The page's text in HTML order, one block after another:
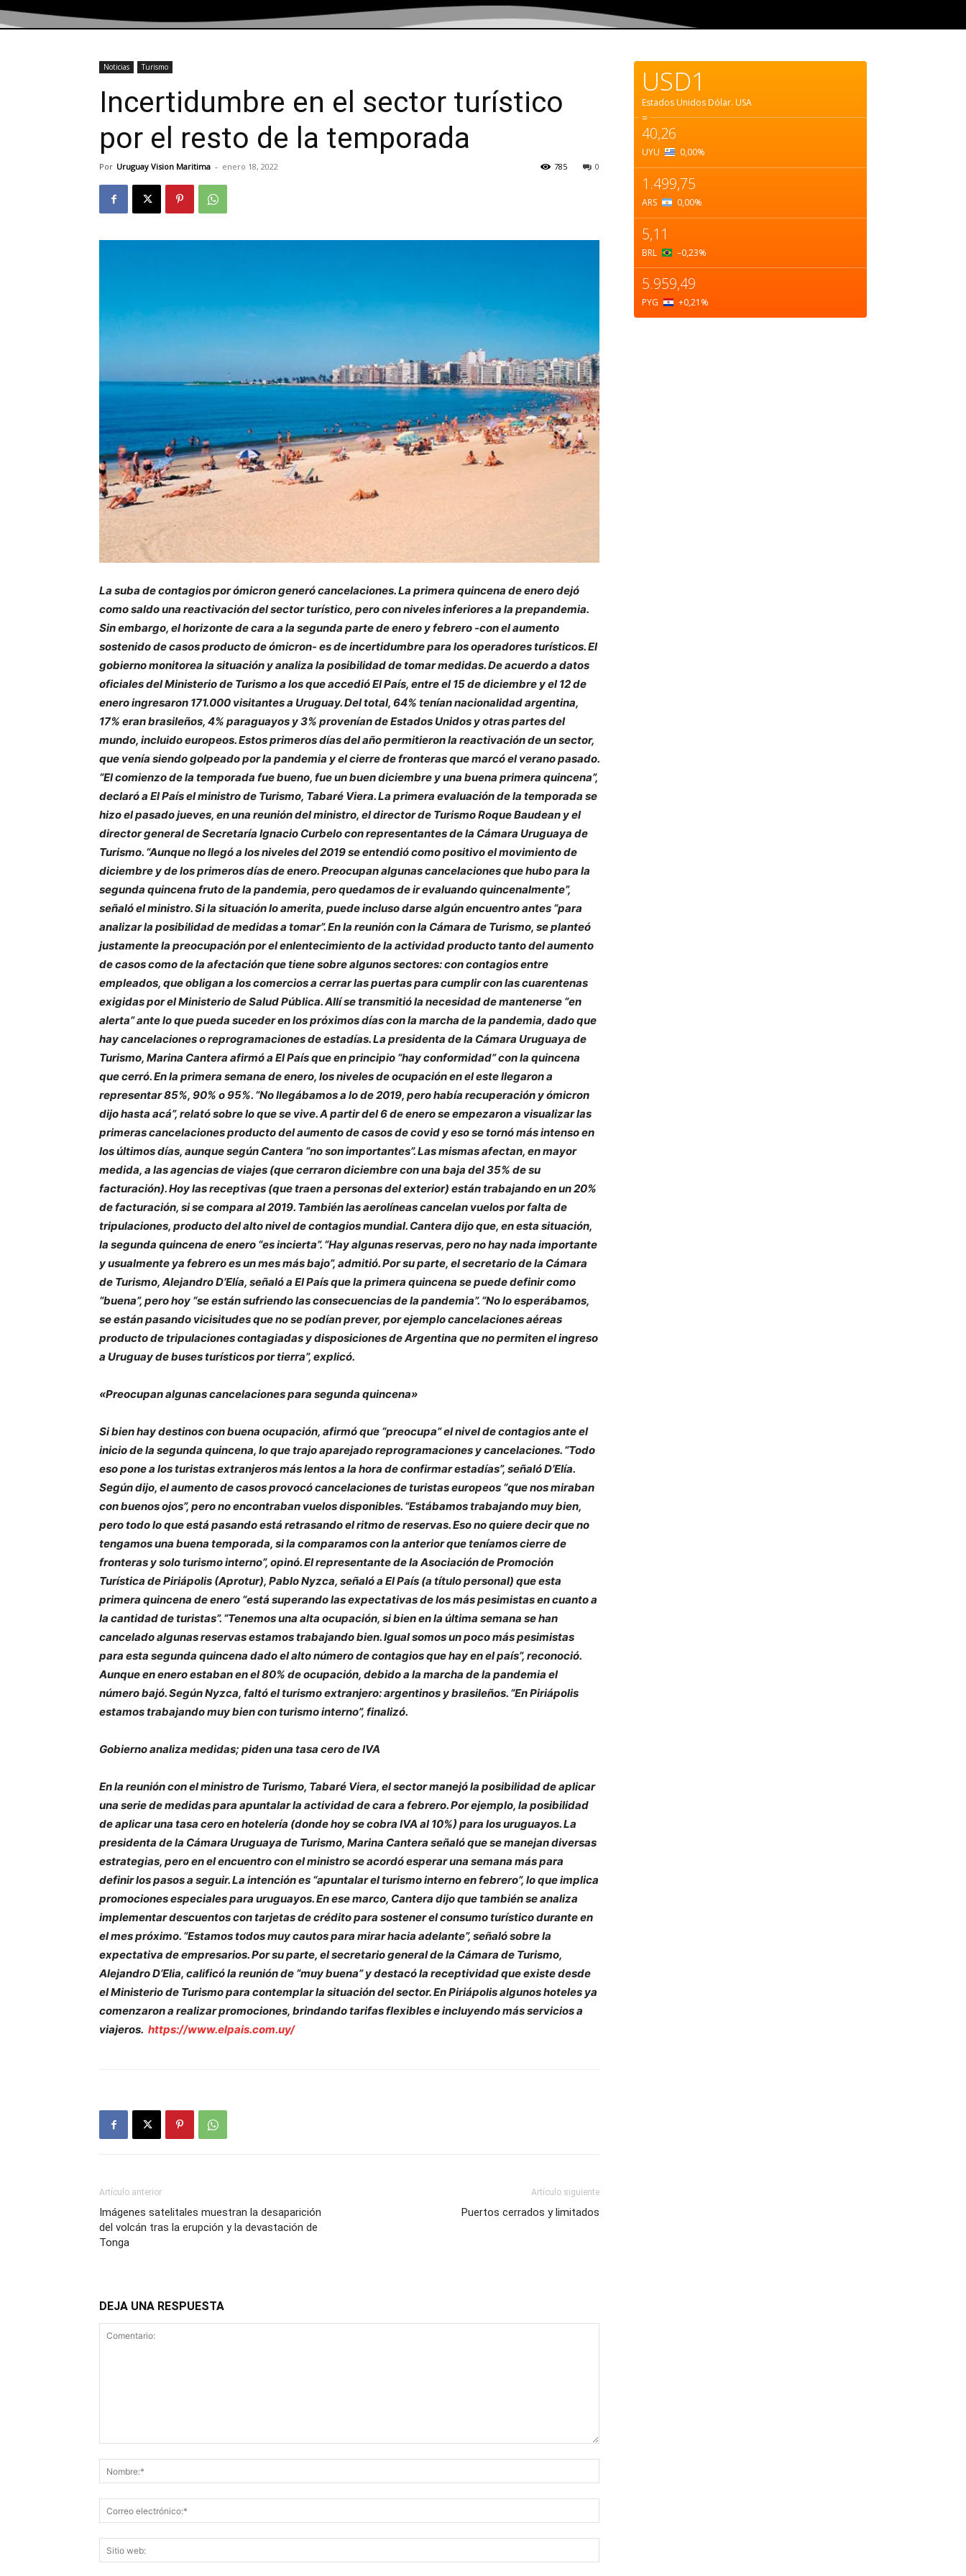
Noticias Turismo
Incertidumbre en el sector turístico
por el resto de la temporada
Por Uruguay Vision Maritima - enero 18, 2022 0
785
La suba de contagios por ómicron generó cancelaciones. La primera quincena de enero dejó
como saldo una reactivación del sector turístico, pero con niveles inferiores a la prepandemia.
Sin embargo, el horizonte de cara a la segunda parte de enero y febrero -con el aumento
sostenido de casos producto de ómicron- es de incertidumbre para los operadores turísticos. El
gobierno monitorea la situación y analiza la posibilidad de tomar medidas. De acuerdo a datos
oficiales del Ministerio de Turismo a los que accedió El País, entre el 15 de diciembre y el 12 de
enero ingresaron 171.000 visitantes a Uruguay. Del total, 64% tenían nacionalidad argentina,
17% eran brasileños, 4% paraguayos y 3% provenían de Estados Unidos y otras partes del
mundo, incluido europeos. Estos primeros días del año permitieron la reactivación de un sector,
que venía siendo golpeado por la pandemia y el cierre de fronteras que marcó el verano pasado.
“El comienzo de la temporada fue bueno, fue un buen diciembre y una buena primera quincena”,
declaró a El País el ministro de Turismo, Tabaré Viera. La primera evaluación de la temporada se
hizo el pasado jueves, en una reunión del ministro, el director de Turismo Roque Baudean y el
director general de Secretaría Ignacio Curbelo con representantes de la Cámara Uruguaya de
Turismo. “Aunque no llegó a los niveles del 2019 se entendió como positivo el movimiento de
diciembre y de los primeros días de enero. Preocupan algunas cancelaciones que hubo para la
segunda quincena fruto de la pandemia, pero quedamos de ir evaluando quincenalmente”,
señaló el ministro. Si la situación lo amerita, puede incluso darse algún encuentro antes “para
analizar la posibilidad de medidas a tomar”. En la reunión con la Cámara de Turismo, se planteó
justamente la preocupación por el enlentecimiento de la actividad producto tanto del aumento
de casos como de la afectación que tiene sobre algunos sectores: con contagios entre
empleados, que obligan a los comercios a cerrar las puertas para cumplir con las cuarentenas
exigidas por el Ministerio de Salud Pública. Allí se transmitió la necesidad de mantenerse “en
alerta” ante lo que pueda suceder en los próximos días con la marcha de la pandemia, dado que
hay cancelaciones o reprogramaciones de estadías. La presidenta de la Cámara Uruguaya de
Turismo, Marina Cantera afirmó a El País que en principio “hay conformidad” con la quincena
que cerró. En la primera semana de enero, los niveles de ocupación en el este llegaron a
representar 85%, 90% o 95%. “No llegábamos a lo de 2019, pero había recuperación y ómicron
dijo hasta acá”, relató sobre lo que se vive. A partir del 6 de enero se empezaron a visualizar las
primeras cancelaciones producto del aumento de casos de covid y eso se tornó más intenso en
los últimos días, aunque según Cantera “no son importantes”. Las mismas afectan, en mayor
medida, a las agencias de viajes (que cerraron diciembre con una baja del 35% de su
facturación). Hoy las receptivas (que traen a personas del exterior) están trabajando en un 20%
de facturación, si se compara al 2019. También las aerolíneas cancelan vuelos por falta de
tripulaciones, producto del alto nivel de contagios mundial. Cantera dijo que, en esta situación,
la segunda quincena de enero “es incierta”. “Hay algunas reservas, pero no hay nada importante
y usualmente ya febrero es un mes más bajo”, admitió. Por su parte, el secretario de la Cámara
de Turismo, Alejandro D’Elía, señaló a El País que la primera quincena se puede definir como
“buena”, pero hoy “se están sufriendo las consecuencias de la pandemia”. “No lo esperábamos,
se están pasando vicisitudes que no se podían prever, por ejemplo cancelaciones aéreas
producto de tripulaciones contagiadas y disposiciones de Argentina que no permiten el ingreso
a Uruguay de buses turísticos por tierra”, explicó.
«Preocupan algunas cancelaciones para segunda quincena»
Si bien hay destinos con buena ocupación, afirmó que “preocupa” el nivel de contagios ante el
inicio de la segunda quincena, lo que trajo aparejado reprogramaciones y cancelaciones. “Todo
eso pone a los turistas extranjeros más lentos a la hora de confirmar estadías”, señaló D’Elía.
Según dijo, el aumento de casos provocó cancelaciones de turistas europeos “que nos miraban
con buenos ojos”, pero no encontraban vuelos disponibles. “Estábamos trabajando muy bien,
pero todo lo que está pasando está retrasando el ritmo de reservas. Eso no quiere decir que no
tengamos una buena temporada, si la comparamos con la anterior que teníamos cierre de
fronteras y solo turismo interno”, opinó. El representante de la Asociación de Promoción
Turística de Piriápolis (Aprotur), Pablo Nyzca, señaló a El País (a título personal) que esta
primera quincena de enero “está superando las expectativas de los más pesimistas en cuanto a
la cantidad de turistas”. “Tenemos una alta ocupación, si bien en la última semana se han
cancelado algunas reservas estamos trabajando bien. Igual somos un poco más pesimistas
para esta segunda quincena dado el alto número de contagios que hay en el país”, reconoció.
Aunque en enero estaban en el 80% de ocupación, debido a la marcha de la pandemia el
número bajó. Según Nyzca, faltó el turismo extranjero: argentinos y brasileños. “En Piriápolis
estamos trabajando muy bien con turismo interno”, finalizó.
Gobierno analiza medidas; piden una tasa cero de IVA
En la reunión con el ministro de Turismo, Tabaré Viera, el sector manejó la posibilidad de aplicar
una serie de medidas para apuntalar la actividad de cara a febrero. Por ejemplo, la posibilidad
de aplicar una tasa cero en hotelería (donde hoy se cobra IVA al 10%) para los uruguayos. La
presidenta de la Cámara Uruguaya de Turismo, Marina Cantera señaló que se manejan diversas
estrategias, pero en el encuentro con el ministro se acordó esperar una semana más para
definir los pasos a seguir. La intención es “apuntalar el turismo interno en febrero”, lo que implica
promociones especiales para uruguayos. En ese marco, Cantera dijo que también se analiza
implementar descuentos con tarjetas de crédito para sostener el consumo turístico durante en
el mes próximo. “Estamos todos muy cautos para mirar hacia adelante”, señaló sobre la
expectativa de empresarios. Por su parte, el secretario general de la Cámara de Turismo,
Alejandro D’Elia, calificó la reunión de “muy buena” y destacó la receptividad que existe desde
el Ministerio de Turismo para contemplar la situación del sector. En Piriápolis algunos hoteles ya
comenzaron a realizar promociones, brindando tarifas flexibles e incluyendo más servicios a
viajeros. https://www.elpais.com.uy/
Artículo anterior
Imágenes satelitales muestran la desaparición
del volcán tras la erupción y la devastación de
Tonga
Artículo siguiente
Puertos cerrados y limitados
DEJA UNA RESPUESTA
USD1
Estados Unidos Dólar. USA
=
40,26
UYU 0,00%
1.499,75
ARS 0,00%
5,11
BRL –0,23%
5.959,49
PYG +0,21 %